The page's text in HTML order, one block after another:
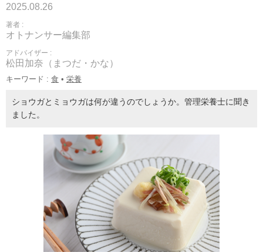
2025.08.26
著者 :
オトナンサー編集部
アドバイザー :
松田加奈（まつだ・かな）
キーワード : 食 • 栄養
ショウガとミョウガは何が違うのでしょうか。管理栄養士に聞き
ました。